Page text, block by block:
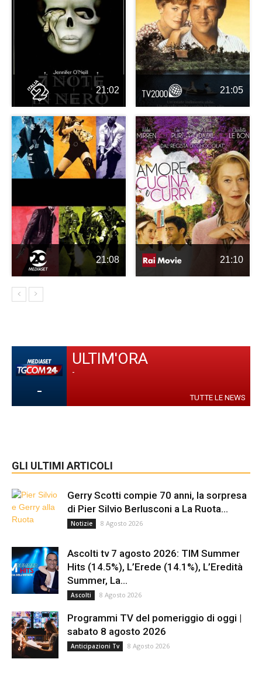
21:02 21:05
21:08 21:10
-
ULTIM'ORA
-
TUTTE LE NEWS
GLI ULTIMI ARTICOLI
Gerry Scotti compie 70 anni, la sorpresa
di Pier Silvio Berlusconi a La Ruota...
Notizie 8 Agosto 2026
Ascolti tv 7 agosto 2026: TIM Summer
Hits (14.5%), L’Erede (14.1%), L’Eredità
Summer, La...
Ascolti 8 Agosto 2026
Programmi TV del pomeriggio di oggi |
sabato 8 agosto 2026
Anticipazioni Tv 8 Agosto 2026